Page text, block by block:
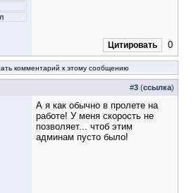
Цитировать 0
комментарий к этому сообщению
#3 (ссылка)
А я как обычно в пролете на
работе! У меня скорость не
позволяет... чтоб этим
админам пусто было!